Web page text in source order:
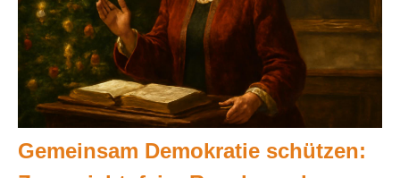
Gemeinsam Demokratie schützen: